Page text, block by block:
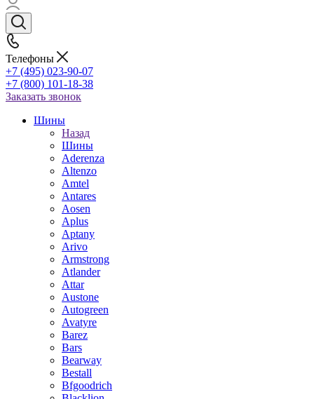
Телефоны
+7 (495) 023-90-07
+7 (800) 101-18-38
Заказать звонок
Шины
Назад
Шины
Aderenza
Altenzo
Amtel
Antares
Aosen
Aplus
Aptany
Arivo
Armstrong
Atlander
Attar
Austone
Autogreen
Avatyre
Barez
Bars
Bearway
Bestall
Bfgoodrich